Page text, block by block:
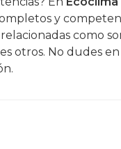
y
como
otros. No dudes en